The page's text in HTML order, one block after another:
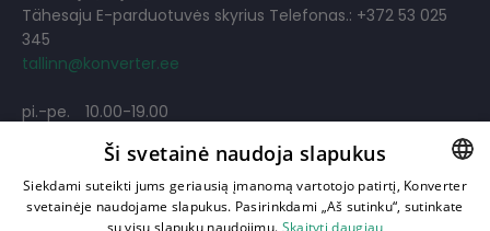
Tähesaju E-parduotuvės skyrius Telefonas.: +372 53 025
345
tallinn@konverter.ee
pi.-pe.
10.00-19.00
11.00-18.00
Filtruoti sandėlyje esančius gaminius
LITHUANIAN
Ši svetainė naudoja slapukus
Siekdami suteikti jums geriausią įmanomą vartotojo patirtį, Konverter
svetainėje naudojame slapukus. Pasirinkdami „Aš sutinku“, sutinkate
su visų slapukų naudojimu. Skaityti daugiau